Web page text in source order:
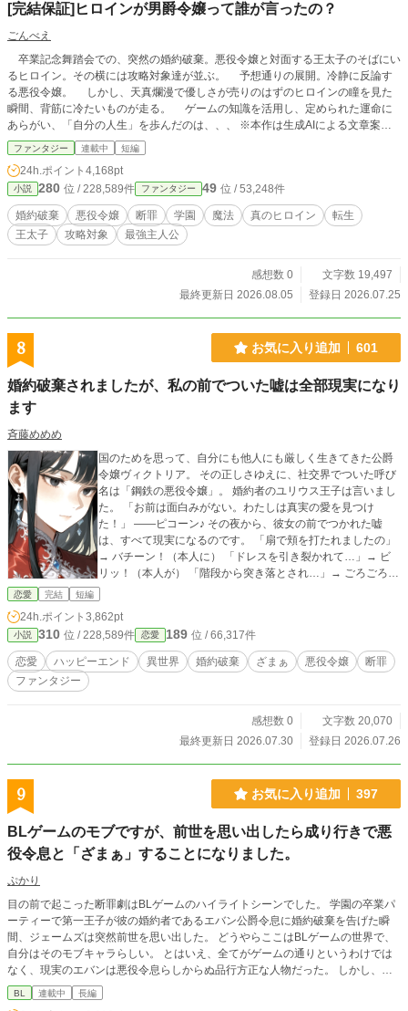
[完結保証]ヒロインが男爵令嬢って誰が言ったの？
ごんべえ
卒業記念舞踏会での、突然の婚約破棄。悪役令嬢と対面する王太子のそばにい
るヒロイン。その横には攻略対象達が並ぶ。 予想通りの展開。冷静に反論す
る悪役令嬢。 しかし、天真爛漫で優しさが売りのはずのヒロインの瞳を見た
瞬間、背筋に冷たいものが走る。 ゲームの知識を活用し、定められた運命に
あらがい、「自分の人生」を歩んだのは、、、 ※本作は生成AIによる文章案を
もとに、作者が取捨選択・加筆修正して制作した作品です。 構成、設定は作者
によるものです。 賞・出版申請を目的とした作品ではありません。
ファンタジー 連載中 短編
24h.ポイント 4,168pt
小説 280 位 / 228,589件 ファンタジー 49 位 / 53,248件
婚約破棄 悪役令嬢 断罪 学園 魔法 真のヒロイン
転生
王太子
攻略対象 最強主人公
感想数 0
文字数 19,497
最終更新日 2026.08.05
登録日 2026.07.25
8 お気に入り追加 601
婚約破棄されましたが、私の前でついた嘘は全部現実になり
ます
斉藤めめめ
国のためを思って、自分にも他人にも厳しく生きてきた公爵
令嬢ヴィクトリア。 その正しさゆえに、社交界でついた呼び
名は「鋼鉄の悪役令嬢」。 婚約者のユリウス王子は言いまし
た。 「お前は面白みがない。わたしは真実の愛を見つけ
た！」 ――ピコーン♪ その夜から、彼女の前でつかれた嘘
は、すべて現実になるのです。 「扇で頬を打たれましたの」
→ バチーン！（本人に） 「ドレスを引き裂かれて…」→ ビ
リッ！（本人が） 「階段から突き落とされ…」→ ごろごろご
ろ（本人が） 生まれてから一度も嘘をついたことのない令嬢
の夜会は大崩壊。それでも意地で婚約破棄を強行した王子を
待っていたのは、 自分の嘘で自分の首を絞めていく、豪快な
自滅劇。
恋愛 完結 短編
24h.ポイント 3,862pt
小説 310 位 / 228,589件 恋愛 189 位 / 66,317件
恋愛 ハッピーエンド 異世界 婚約破棄 ざまぁ 悪役令嬢
断罪
ファンタジー
感想数 0
文字数 20,070
最終更新日 2026.07.30
登録日 2026.07.26
9 お気に入り追加 397
BLゲームのモブですが、前世を思い出したら成り行きで悪
役令息と「ざまぁ」することになりました。
ぷかり
目の前で起こった断罪劇はBLゲームのハイライトシーンでした。 学園の卒業パ
ーティーで第一王子が彼の婚約者であるエバン公爵令息に婚約破棄を告げた瞬
間、ジェームズは突然前世を思い出した。 どうやらここはBLゲームの世界で、
自分はそのモブキャラらしい。 とはいえ、全てがゲームの通りというわけでは
なく、現実のエバンは悪役令息らしからぬ品行方正な人物だった。 しかし、ゲ
ームの強制力のなせる業なのか、エバンはシナリオ通りに社交界を追われ行方不
明になってしまう。 このままではいけない！ これはエンディング後の世界を生
BL 連載中 長編